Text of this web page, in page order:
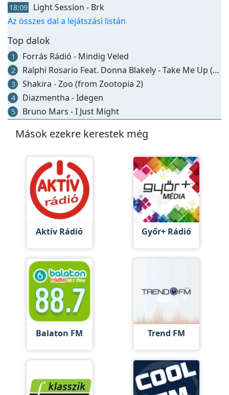
18:09
Light Session - Brk
Az összes dal a lejátszási listán
Top dalok
1 Forrás Rádió - Mindig Veled
2 Ralphi Rosario Feat. Donna Blakely - Take Me Up (gotta Get Up) (lego Edit)
3 Shakira - Zoo (from Zootopia 2)
4 Diazmentha - Idegen
5 Bruno Mars - I Just Might
Mások ezekre kerestek még
Aktív Rádió Győr+ Rádió
Balaton FM Trend FM